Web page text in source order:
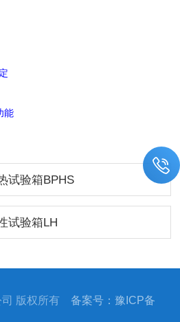
能
试验箱BPHS
试验箱LH
司 版权所有备案号：豫ICP备